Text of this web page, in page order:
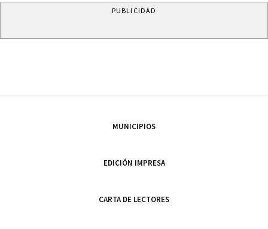
PUBLICIDAD
MUNICIPIOS
EDICIÓN IMPRESA
CARTA DE LECTORES